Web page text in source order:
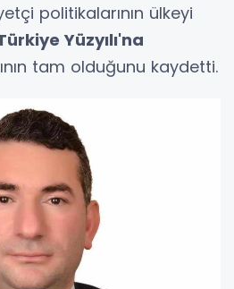
politikalarının ülkeyi
Yüzyılı'na
tam olduğunu kaydetti.